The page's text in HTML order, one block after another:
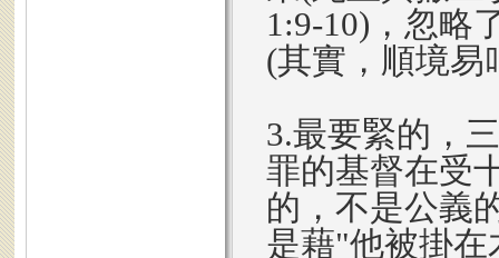
1:9-10)，忽略
(其實，順境易
3.最要緊的，
罪的基督在受
的，不是公義
是藉"他被掛